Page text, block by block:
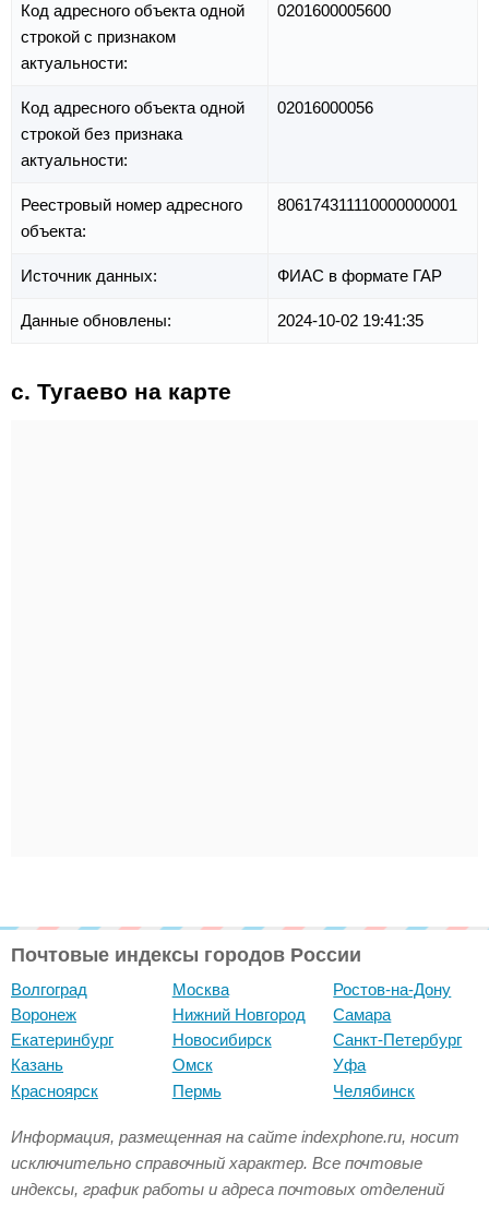
Код адресного объекта одной
строкой с признаком
актуальности:
0201600005600
Код адресного объекта одной
строкой без признака
актуальности:
02016000056
Реестровый номер адресного
объекта:
806174311110000000001
Источник данных: ФИАС в формате ГАР
Данные обновлены: 2024-10-02 19:41:35
с. Тугаево на карте
Почтовые индексы городов России
Волгоград
Воронеж
Екатеринбург
Казань
Красноярск
Москва
Нижний Новгород
Новосибирск
Омск
Пермь
Ростов-на-Дону
Самара
Санкт-Петербург
Уфа
Челябинск
Информация, размещенная на сайте indexphone.ru, носит
исключительно справочный характер. Все почтовые
индексы, график работы и адреса почтовых отделений